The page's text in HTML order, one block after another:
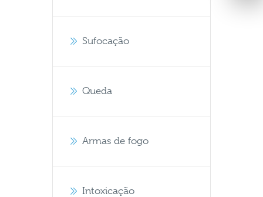
Sufocação
Queda
Armas de fogo
Intoxicação